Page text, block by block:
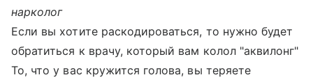
нарколог
Если вы хотите раскодироваться, то нужно будет
обратиться к врачу, который вам колол "аквилонг"
То, что у вас кружится голова, вы теряете